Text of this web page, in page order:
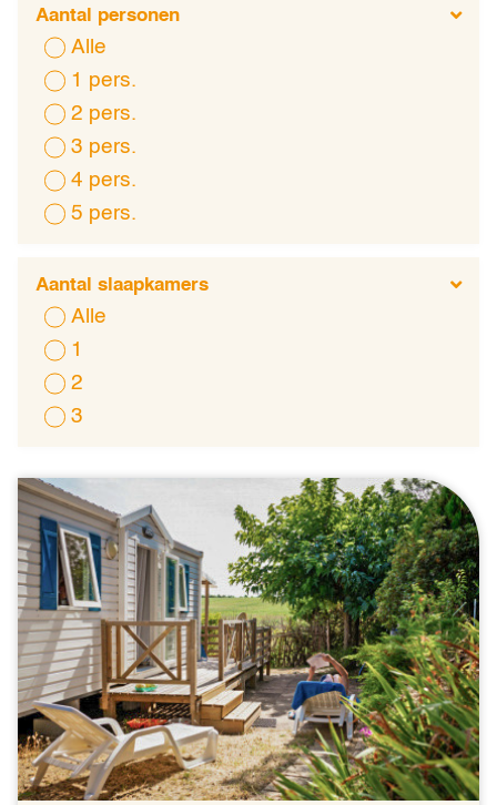
Aantal personen
Alle
1 pers.
2 pers.
3 pers.
4 pers.
5 pers.
Aantal slaapkamers
Alle
1
2
3